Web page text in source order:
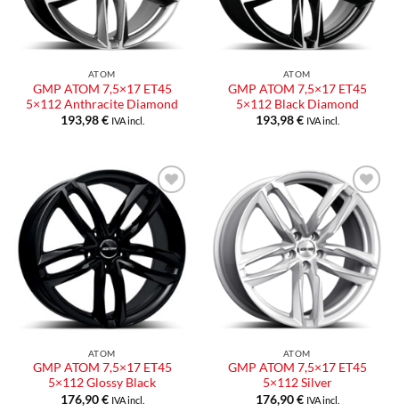
ATOM
GMP ATOM 7,5×17 ET45
5×112 Anthracite Diamond
193,98€ IVA incl.
ATOM
GMP ATOM 7,5×17 ET45
5×112 Black Diamond
193,98€ IVA incl.
Aggiungi
alla lista
dei
desideri
ATOM
GMP ATOM 7,5×17 ET45
5×112 Glossy Black
176,90€ IVA incl.
Aggiungi
alla lista
dei
desideri
ATOM
GMP ATOM 7,5×17 ET45
5×112 Silver
176,90€ IVA incl.